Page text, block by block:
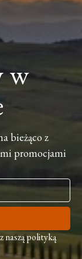
w
bieżąco z
promocjami
naszą polityką